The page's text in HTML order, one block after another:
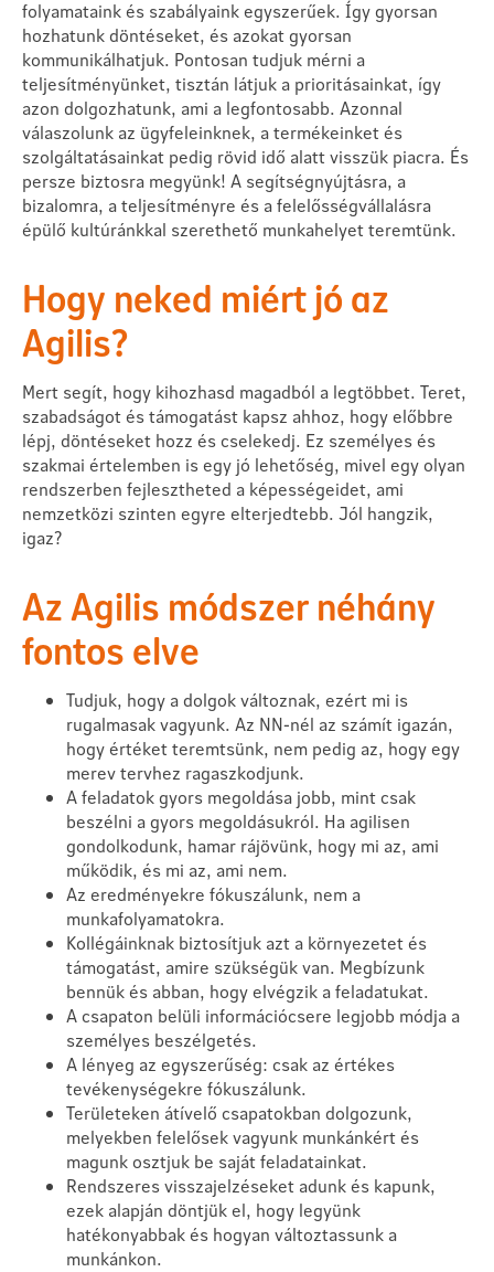
folyamataink és szabályaink egyszerűek. Így gyorsan
hozhatunk döntéseket, és azokat gyorsan
kommunikálhatjuk. Pontosan tudjuk mérni a
teljesítményünket, tisztán látjuk a prioritásainkat, így
azon dolgozhatunk, ami a legfontosabb. Azonnal
válaszolunk az ügyfeleinknek, a termékeinket és
szolgáltatásainkat pedig rövid idő alatt visszük piacra. És
persze biztosra megyünk! A segítségnyújtásra, a
bizalomra, a teljesítményre és a felelősségvállalásra
épülő kultúránkkal szerethető munkahelyet teremtünk.
Hogy neked miért jó az
Agilis?
Mert segít, hogy kihozhasd magadból a legtöbbet. Teret,
szabadságot és támogatást kapsz ahhoz, hogy előbbre
lépj, döntéseket hozz és cselekedj. Ez személyes és
szakmai értelemben is egy jó lehetőség, mivel egy olyan
rendszerben fejlesztheted a képességeidet, ami
nemzetközi szinten egyre elterjedtebb. Jól hangzik,
igaz?
Az Agilis módszer néhány
fontos elve
Tudjuk, hogy a dolgok változnak, ezért mi is
rugalmasak vagyunk. Az NN-nél az számít igazán,
hogy értéket teremtsünk, nem pedig az, hogy egy
merev tervhez ragaszkodjunk.
A feladatok gyors megoldása jobb, mint csak
beszélni a gyors megoldásukról. Ha agilisen
gondolkodunk, hamar rájövünk, hogy mi az, ami
működik, és mi az, ami nem.
Az eredményekre fókuszálunk, nem a
munkafolyamatokra.
Kollégáinknak biztosítjuk azt a környezetet és
támogatást, amire szükségük van. Megbízunk
bennük és abban, hogy elvégzik a feladatukat.
A csapaton belüli információcsere legjobb módja a
személyes beszélgetés.
A lényeg az egyszerűség: csak az értékes
tevékenységekre fókuszálunk.
Területeken átívelő csapatokban dolgozunk,
melyekben felelősek vagyunk munkánkért és
magunk osztjuk be saját feladatainkat.
Rendszeres visszajelzéseket adunk és kapunk,
ezek alapján döntjük el, hogy legyünk
hatékonyabbak és hogyan változtassunk a
munkánkon.